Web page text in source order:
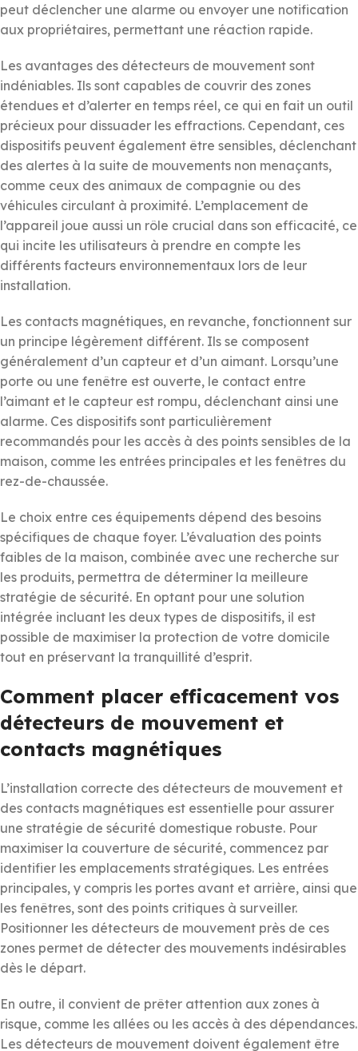
peut déclencher une alarme ou envoyer une notification
aux propriétaires, permettant une réaction rapide.
Les avantages des détecteurs de mouvement sont
indéniables. Ils sont capables de couvrir des zones
étendues et d’alerter en temps réel, ce qui en fait un outil
précieux pour dissuader les effractions. Cependant, ces
dispositifs peuvent également être sensibles, déclenchant
des alertes à la suite de mouvements non menaçants,
comme ceux des animaux de compagnie ou des
véhicules circulant à proximité. L’emplacement de
l’appareil joue aussi un rôle crucial dans son efficacité, ce
qui incite les utilisateurs à prendre en compte les
différents facteurs environnementaux lors de leur
installation.
Les contacts magnétiques, en revanche, fonctionnent sur
un principe légèrement différent. Ils se composent
généralement d’un capteur et d’un aimant. Lorsqu’une
porte ou une fenêtre est ouverte, le contact entre
l’aimant et le capteur est rompu, déclenchant ainsi une
alarme. Ces dispositifs sont particulièrement
recommandés pour les accès à des points sensibles de la
maison, comme les entrées principales et les fenêtres du
rez-de-chaussée.
Le choix entre ces équipements dépend des besoins
spécifiques de chaque foyer. L’évaluation des points
faibles de la maison, combinée avec une recherche sur
les produits, permettra de déterminer la meilleure
stratégie de sécurité. En optant pour une solution
intégrée incluant les deux types de dispositifs, il est
possible de maximiser la protection de votre domicile
tout en préservant la tranquillité d’esprit.
Comment placer efficacement vos
détecteurs de mouvement et
contacts magnétiques
L’installation correcte des détecteurs de mouvement et
des contacts magnétiques est essentielle pour assurer
une stratégie de sécurité domestique robuste. Pour
maximiser la couverture de sécurité, commencez par
identifier les emplacements stratégiques. Les entrées
principales, y compris les portes avant et arrière, ainsi que
les fenêtres, sont des points critiques à surveiller.
Positionner les détecteurs de mouvement près de ces
zones permet de détecter des mouvements indésirables
dès le départ.
En outre, il convient de prêter attention aux zones à
risque, comme les allées ou les accès à des dépendances.
Les détecteurs de mouvement doivent également être